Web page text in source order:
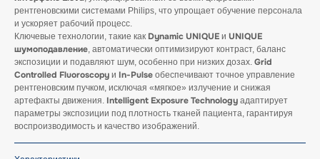
рентгеновскими системами Philips, что упрощает обучение персонала
и ускоряет рабочий процесс.
Ключевые технологии, такие как Dynamic UNIQUE и UNIQUE
шумоподавление, автоматически оптимизируют контраст, баланс
экспозиции и подавляют шум, особенно при низких дозах. Grid
Controlled Fluoroscopy и In-Pulse обеспечивают точное управление
рентгеновским пучком, исключая «мягкое» излучение и снижая
артефакты движения. Intelligent Exposure Technology адаптирует
параметры экспозиции под плотность тканей пациента, гарантируя
воспроизводимость и качество изображений.